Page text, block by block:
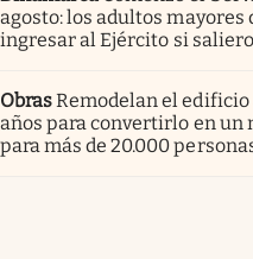
agosto: los adultos mayores
ingresar al Ejército si
ObrasRemodelan el edificio
años para convertirlo en un
para más de 20.000